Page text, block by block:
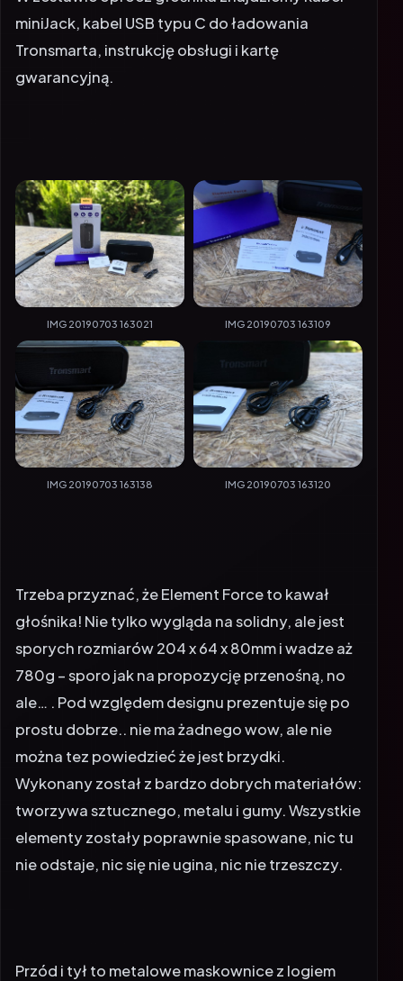
miniJack, kabel USB typu C do ładowania
Tronsmarta, instrukcję obsługi i kartę
gwarancyjną.
IMG 20190703 163021 IMG 20190703 163109
IMG 20190703 163138 IMG 20190703 163120
Trzeba przyznać, że Element Force to kawał
głośnika! Nie tylko wygląda na solidny, ale jest
sporych rozmiarów 204 x 64 x 80mm i wadze aż
780g – sporo jak na propozycję przenośną, no
ale… . Pod względem designu prezentuje się po
prostu dobrze.. nie ma żadnego wow, ale nie
można tez powiedzieć że jest brzydki.
Wykonany został z bardzo dobrych materiałów:
tworzywa sztucznego, metalu i gumy. Wszystkie
elementy zostały poprawnie spasowane, nic tu
nie odstaje, nic się nie ugina, nic nie trzeszczy.
Przód i tył to metalowe maskownice z logiem